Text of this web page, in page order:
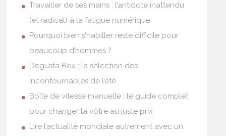
Travailler de ses mains : l’antidote inattendu
(et radical) à la fatigue numérique
Pourquoi bien s’habiller reste difficile pour
beaucoup d’hommes ?
Degusta Box : la sélection des
incontournables de l’été
Boîte de vitesse manuelle : le guide complet
pour changer la vôtre au juste prix
Lire l’actualité mondiale autrement avec un